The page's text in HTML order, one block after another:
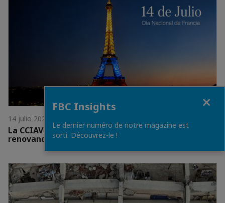
14 julio 2026
La CCIAVF conmemoró la Fiesta Nacional de Francia
renovando su compromiso con Venezuela
FBC Insights
Le dernier numéro de notre magazine est
sorti. Découvrez-le !